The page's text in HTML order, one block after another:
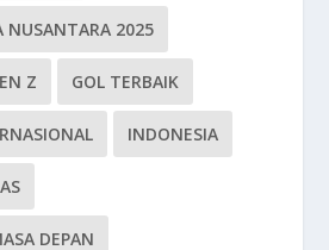
NUSANTARA 2025
Z GOL TERBAIK
INDONESIA
DEPAN